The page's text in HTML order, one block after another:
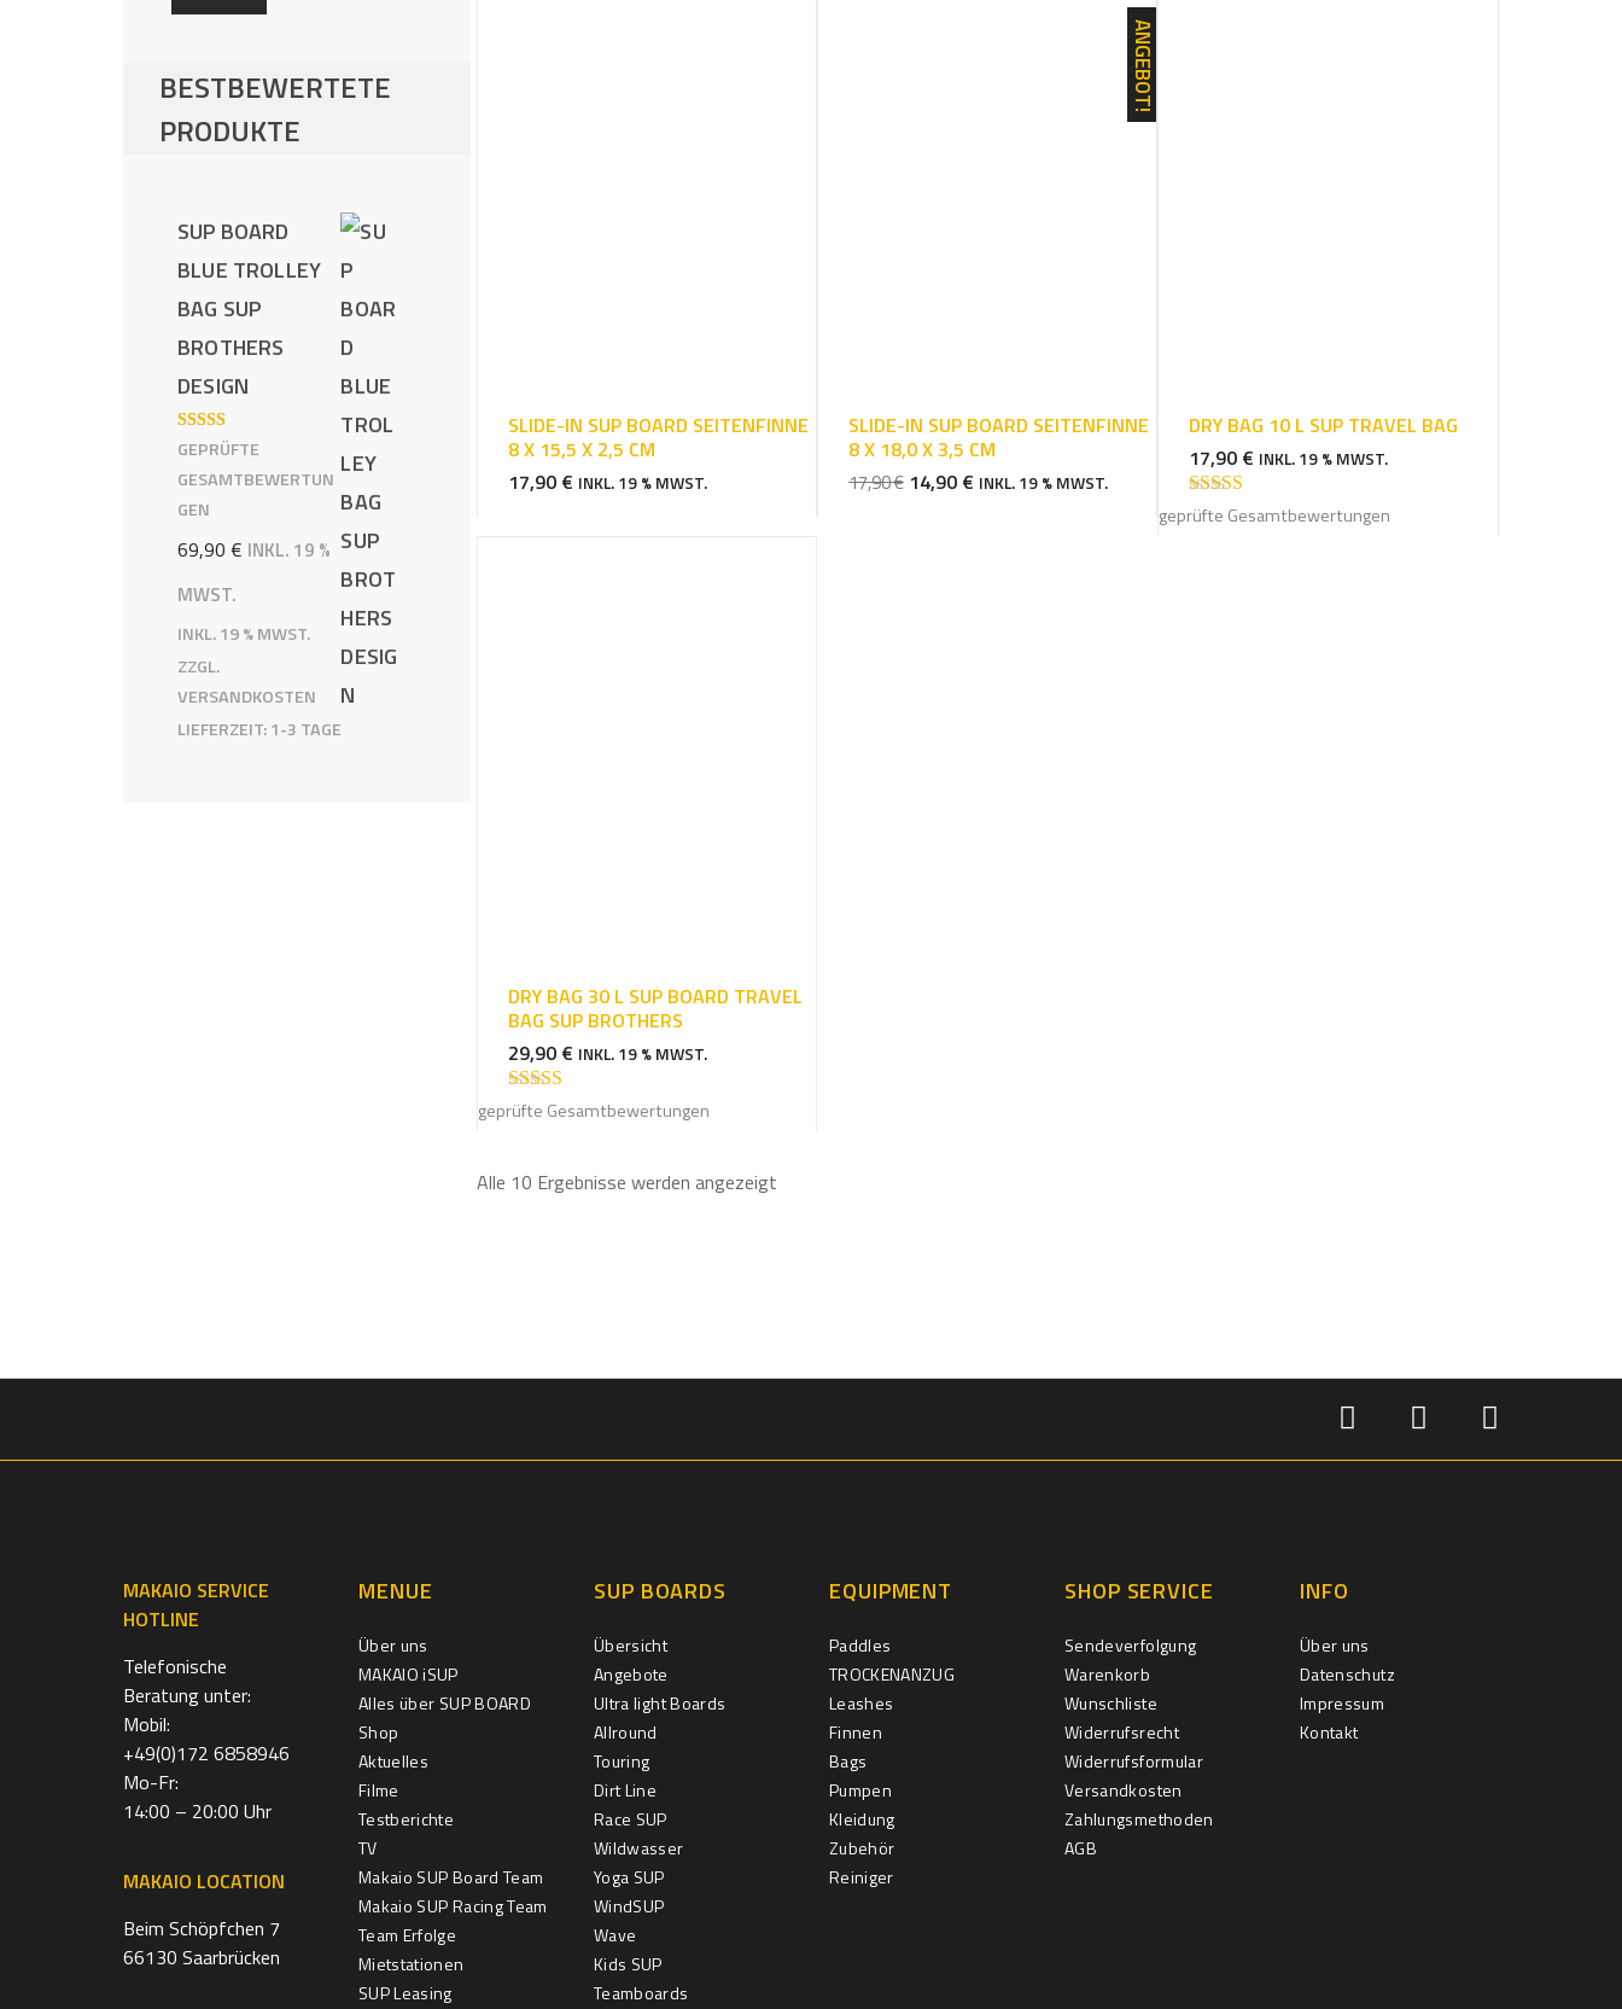
SLIDE-IN SUP BOARD SEITENFINNE
8 X 15,5 X 2,5 CM
17,90 € INKL. 19 % MWST.
ANGEBOT!
SLIDE-IN SUP BOARD SEITENFINNE
8 X 18,0 X 3,5 CM
17,90€ URSPRÜNGLICHER
14,90 €AKTUELLER
INKL. 19 % MWST.
DRY BAG 10 L SUP TRAVEL BAG
17,90 € INKL. 19 % MWST.
Bewertet mit
geprüfte Gesamtbewertungen
DRY BAG 30 L SUP BOARD TRAVEL
BAG SUP BROTHERS
29,90 € INKL. 19 % MWST.
Bewertet mit
geprüfte Gesamtbewertungen
Alle 10 Ergebnisse werden angezeigt
BESTBEWERTETE
PRODUKTE
SUP BOARD
BLUE TROLLEY
BAG SUP
BROTHERS
DESIGN
BEWERTE
VON 5
GEPRÜFTE
GESAMTBEWERTUN
GEN
69,90 € INKL. 19 %
MWST.
INKL. 19 % MWST.
ZZGL.
VERSANDKOSTEN
LIEFERZEIT:1-3 TAGE
MAKAIO SERVICE
HOTLINE
Telefonische
Beratung unter:
Mobil:
+49(0)172 6858946
Mo-Fr:
14:00 – 20:00 Uhr
MAKAIO LOCATION
Beim Schöpfchen 7
66130 Saarbrücken
MENUE
Über uns
MAKAIO iSUP
Alles über SUP BOARD
Shop
Aktuelles
Filme
Testberichte
TV
Makaio SUP Board Team
Makaio SUP Racing Team
Team Erfolge
Mietstationen
SUP Leasing
SUP BOARDS
Übersicht
Angebote
Ultra light Boards
Allround
Touring
Dirt Line
Race SUP
Wildwasser
Yoga SUP
WindSUP
Wave
Kids SUP
Teamboards
EQUIPMENT
Paddles
TROCKENANZUG
Leashes
Finnen
Bags
Pumpen
Kleidung
Zubehör
Reiniger
SHOP SERVICE
Sendeverfolgung
Warenkorb
Wunschliste
Widerrufsrecht
Widerrufsformular
Versandkosten
Zahlungsmethoden
AGB
INFO
Über uns
Datenschutz
Impressum
Kontakt